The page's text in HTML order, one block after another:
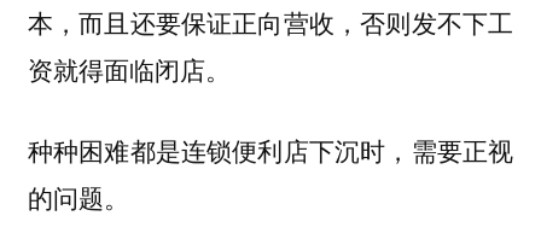
本，而且还要保证正向营收，否则发不下工
资就得面临闭店。
种种困难都是连锁便利店下沉时，需要正视
的问题。